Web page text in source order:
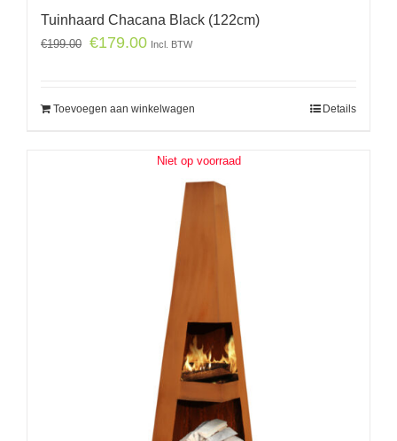
Tuinhaard Chacana Black (122cm)
€199.00 €179.00 Incl. BTW
Toevoegen aan winkelwagen Details
Niet op voorraad